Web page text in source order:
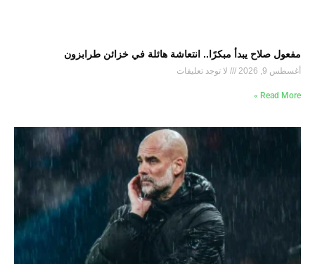
مفعول صلاح يبدأ مبكرًا.. انتعاشة هائلة في خزائن طرابزون
أغسطس 9, 2026 لا توجد تعليقات
Read More »